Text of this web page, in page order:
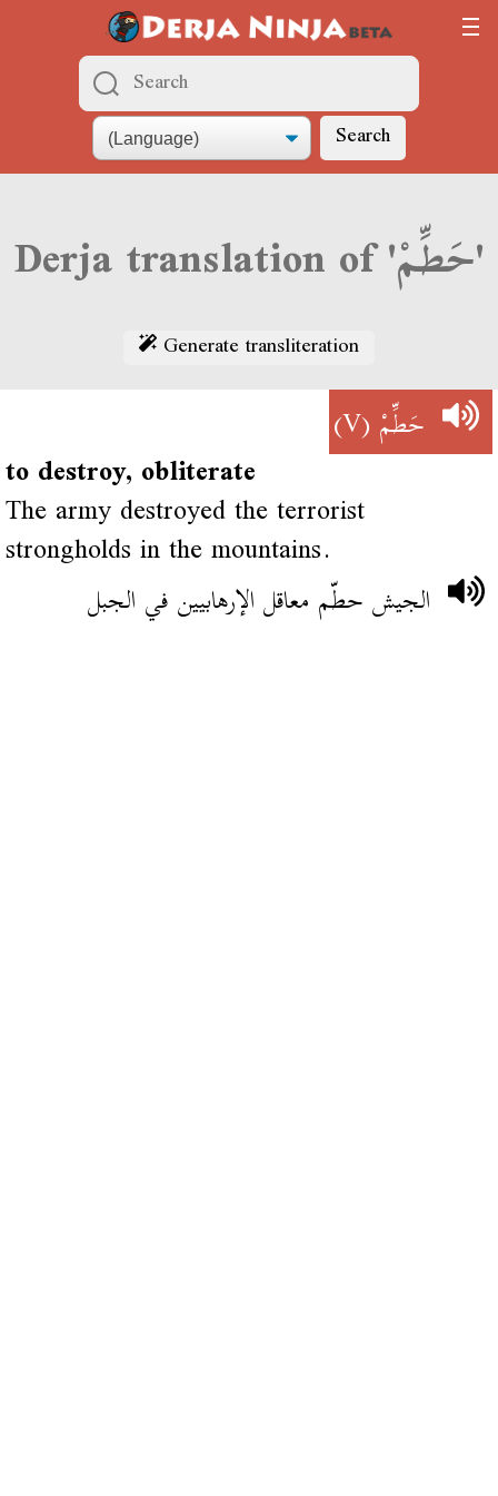
Search
Derja translation of 'حَطِّمْ'
Generate transliteration
حَطِّمْ(V)
to destroy, obliterate
The army destroyed the terrorist
strongholds in the mountains.
الجيش حطّم معاقل الإرهابيين في الجبل